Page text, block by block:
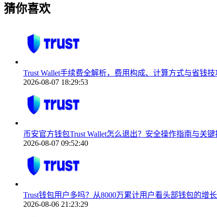
猜你喜欢
Trust Wallet手续费全解析，费用构成、计算方式与省钱技
2026-08-07 18:29:53
币安官方钱包Trust Wallet怎么退出？安全操作指南与关键
2026-08-07 09:52:40
Trust钱包用户多吗？从8000万累计用户看头部钱包的增
2026-08-06 21:23:29